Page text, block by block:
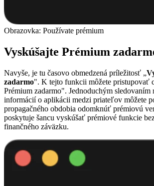
Obrazovka: Používate prémium
Vyskúšajte Prémium
Navyše, je tu časovo obmedzená príležitosť „
zadarmo". K tejto funkcii môžete pristupovať
Prémium zadarmo". Jednoduchým sledovaním
informácií o aplikácii medzi priateľov môžete
propagačného obdobia odomknúť prémiovú
poskytuje šancu vyskúšať prémiové funkcie
finančného záväzku.